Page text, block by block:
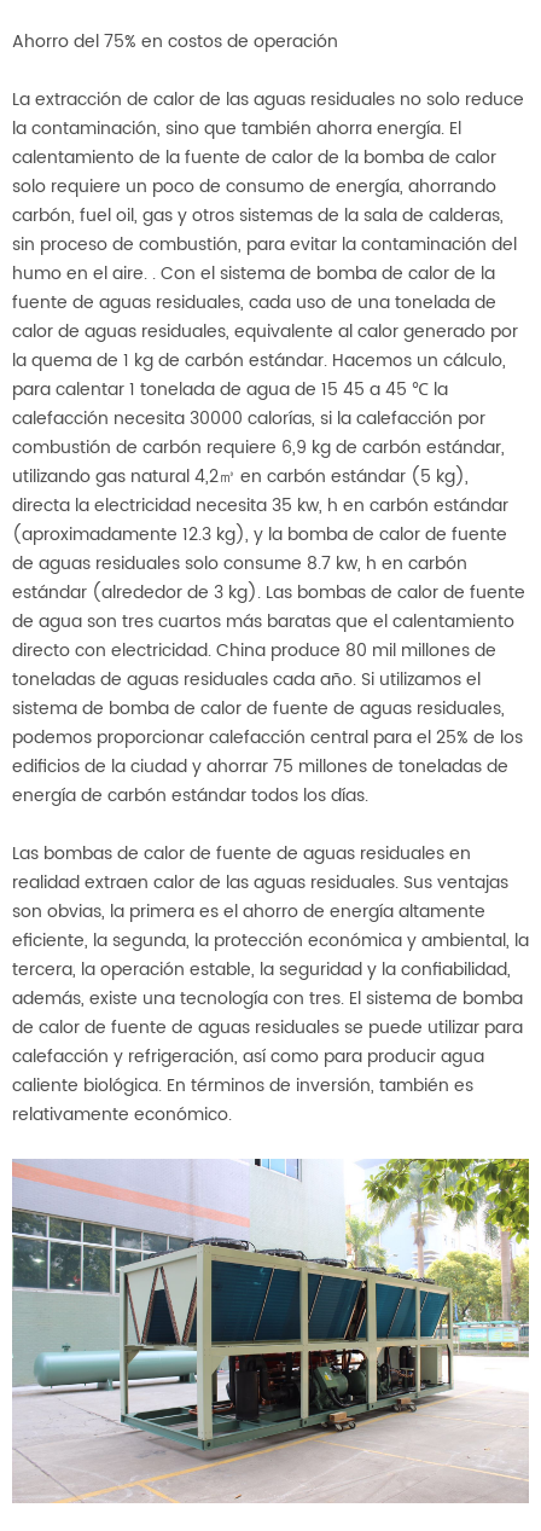
Ahorro del 75% en costos de operación
La extracción de calor de las aguas residuales no solo reduce
la contaminación, sino que también ahorra energía. El
calentamiento de la fuente de calor de la bomba de calor
solo requiere un poco de consumo de energía, ahorrando
carbón, fuel oil, gas y otros sistemas de la sala de calderas,
sin proceso de combustión, para evitar la contaminación del
humo en el aire. . Con el sistema de bomba de calor de la
fuente de aguas residuales, cada uso de una tonelada de
calor de aguas residuales, equivalente al calor generado por
la quema de 1 kg de carbón estándar. Hacemos un cálculo,
para calentar 1 tonelada de agua de 15 45 a 45 ℃ la
calefacción necesita 30000 calorías, si la calefacción por
combustión de carbón requiere 6,9 ​​kg de carbón estándar,
utilizando gas natural 4,2㎥ en carbón estándar (5 kg),
directa la electricidad necesita 35 kw, h en carbón estándar
(aproximadamente 12.3 kg), y la bomba de calor de fuente
de aguas residuales solo consume 8.7 kw, h en carbón
estándar (alrededor de 3 kg). Las bombas de calor de fuente
de agua son tres cuartos más baratas que el calentamiento
directo con electricidad. China produce 80 mil millones de
toneladas de aguas residuales cada año. Si utilizamos el
sistema de bomba de calor de fuente de aguas residuales,
podemos proporcionar calefacción central para el 25% de los
edificios de la ciudad y ahorrar 75 millones de toneladas de
energía de carbón estándar todos los días.
Las bombas de calor de fuente de aguas residuales en
realidad extraen calor de las aguas residuales. Sus ventajas
son obvias, la primera es el ahorro de energía altamente
eficiente, la segunda, la protección económica y ambiental, la
tercera, la operación estable, la seguridad y la confiabilidad,
además, existe una tecnología con tres. El sistema de bomba
de calor de fuente de aguas residuales se puede utilizar para
calefacción y refrigeración, así como para producir agua
caliente biológica. En términos de inversión, también es
relativamente económico.